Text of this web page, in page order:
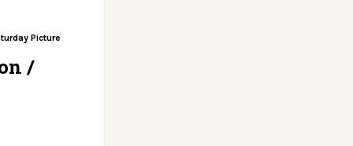
Picture
/